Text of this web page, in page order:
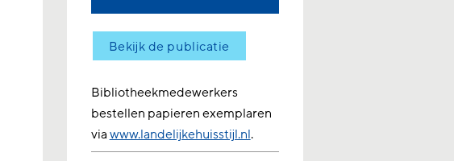
Bekijk de publicatie
Bibliotheekmedewerkers
bestellen papieren exemplaren
viawww.landelijkehuisstijl.nl.